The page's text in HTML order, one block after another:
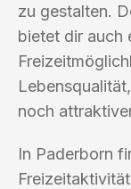
zu gestalten.
bietet dir auch
noch
In Paderborn